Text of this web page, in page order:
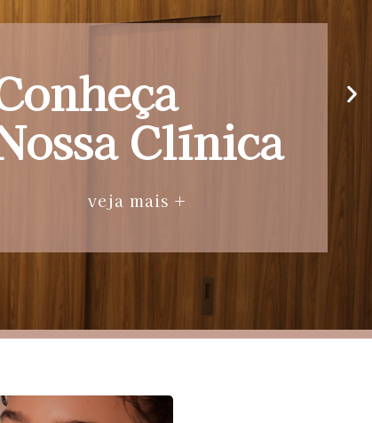
Clínica
veja mais +